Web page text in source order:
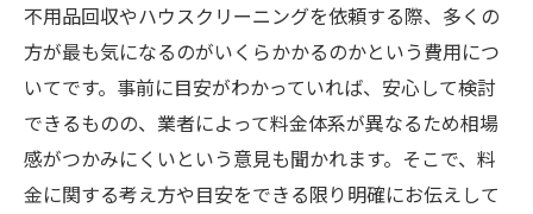
不用品回収やハウスクリーニングを依頼する際、多くの
方が最も気になるのがいくらかかるのかという費用につ
いてです。事前に目安がわかっていれば、安心して検討
できるものの、業者によって料金体系が異なるため相場
感がつかみにくいという意見も聞かれます。そこで、料
金に関する考え方や目安をできる限り明確にお伝えして